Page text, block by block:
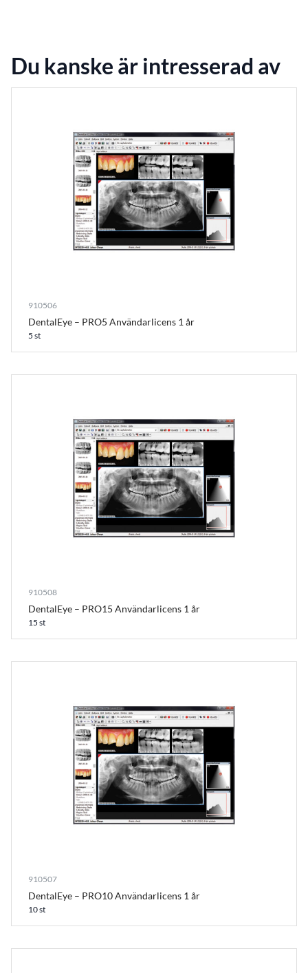
Du kanske är intresserad av
910506
DentalEye – PRO5 Användarlicens 1 år
5 st
910508
DentalEye – PRO15 Användarlicens 1 år
15 st
910507
DentalEye – PRO10 Användarlicens 1 år
10 st